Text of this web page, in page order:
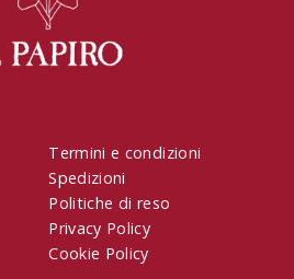
Termini e condizioni
Spedizioni
Politiche di reso
Privacy Policy
Cookie Policy